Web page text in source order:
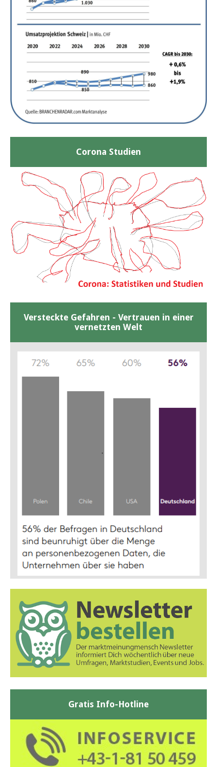
Corona Studien
Versteckte Gefahren - Vertrauen in einer
vernetzten Welt
Gratis Info-Hotline